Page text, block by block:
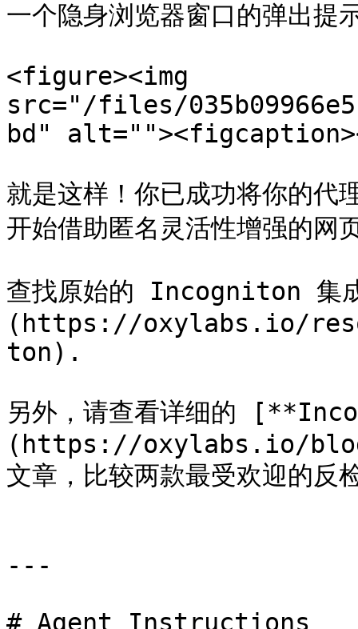
一个隐身浏览器窗口的弹出提
<figure><img
src="/files/
bd"
就是这样！你已成功将你的
开始借助匿名灵活性增强的网
查找原始的 Incogniton 集
(https://oxylabs.io/
ton).
另外，请查看详细的
(https://oxylabs.io/
文章，比较两款最受欢迎的反
---
# Agent Instructions